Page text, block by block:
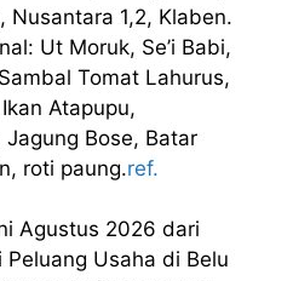
Nusantara 1,2, Klaben.
Ut Moruk, Se’i Babi,
Tomat Lahurus,
Atapupu,
Bose, Batar
roti paung.ref.
Agustus 2026 dari
Usaha di Belu